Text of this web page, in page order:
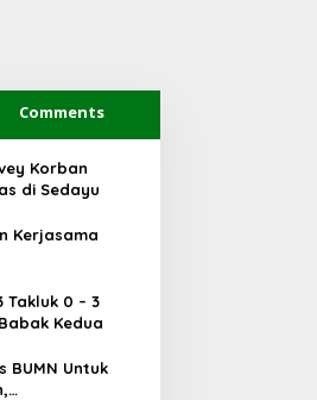
Comments
Korban
di Sedayu
Kerjasama
Takluk 0 – 3
Kedua
BUMN Untuk